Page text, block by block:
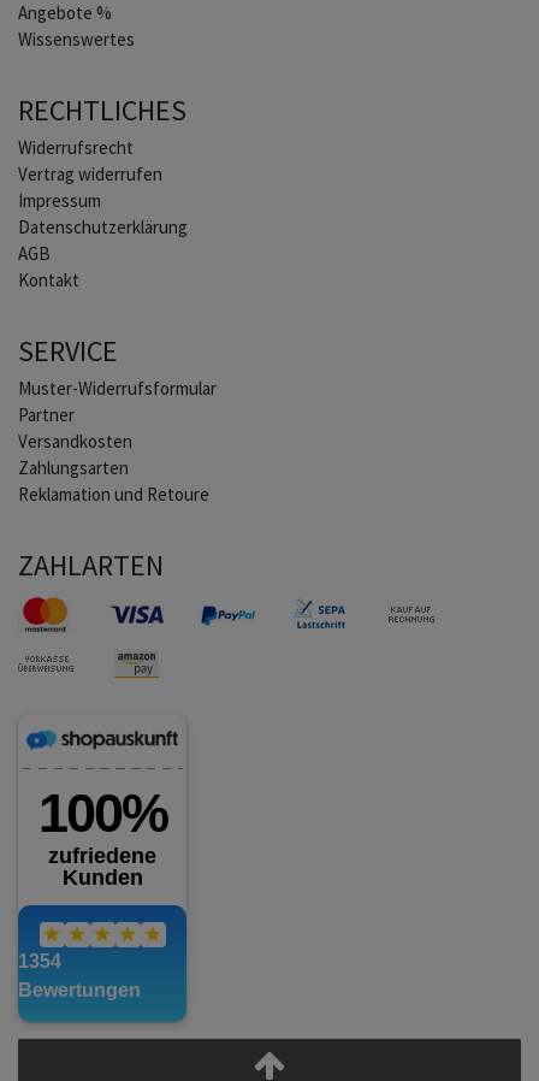
Angebote %
Wissenswertes
RECHTLICHES
Widerrufs­recht
Vertrag widerrufen
Impressum
Daten­schutz­erklärung
AGB
Kontakt
SERVICE
Muster-Widerrufsformular
Partner
Versandkosten
Zahlungsarten
Reklamation und Retoure
ZAHLARTEN